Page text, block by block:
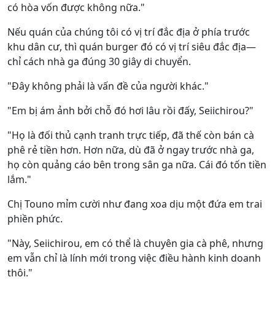
có hòa vốn được không nữa."
Nếu quán của chúng tôi có vị trí đắc địa ở phía trước
khu dân cư, thì quán burger đó có vị trí siêu đắc địa—
chỉ cách nhà ga đúng 30 giây di chuyển.
"Đây không phải là vấn đề của người khác."
"Em bị ám ảnh bởi chỗ đó hơi lâu rồi đấy, Seiichirou?"
"Họ là đối thủ cạnh tranh trực tiếp, đã thế còn bán cà
phê rẻ tiền hơn. Hơn nữa, dù đã ở ngay trước nhà ga,
họ còn quảng cáo bên trong sân ga nữa. Cái đó tốn tiền
lắm."
Chị Touno mỉm cười như đang xoa dịu một đứa em trai
phiền phức.
"Này, Seiichirou, em có thể là chuyên gia cà phê, nhưng
em vẫn chỉ là lính mới trong việc điều hành kinh doanh
thôi."